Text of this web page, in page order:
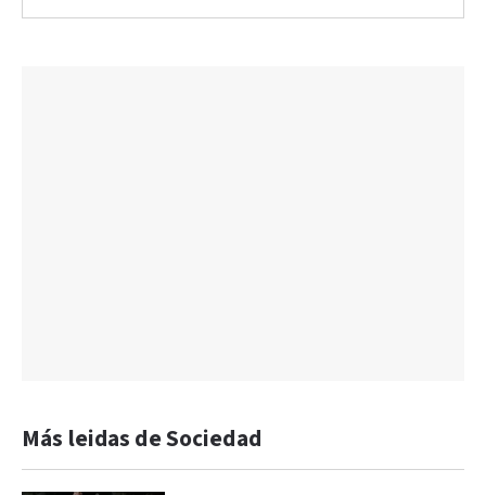
Más leidas de Sociedad